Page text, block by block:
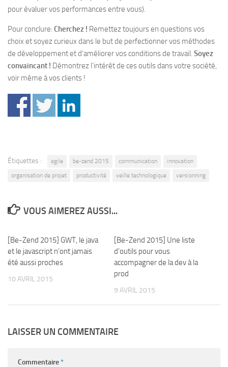
pour évaluer vos performances entre vous).
Pour conclure: Cherchez ! Remettez toujours en questions vos
choix et soyez curieux dans le but de perfectionner vos méthodes
de développement et d’améliorer vos conditions de travail. Soyez
convaincant ! Démontrez l’intérêt de ces outils dans votre société,
voir même à vos clients !
Étiquettes : agile be-zend 2015 communication
innovation
organisation de projet
productivité veille technologique versionning
VOUS AIMEREZ AUSSI...
[Be-Zend 2015] GWT, le java
et le javascript n’ont jamais
été aussi proches
10 AVRIL 2015
[Be-Zend 2015] Une liste
d’outils pour vous
accompagner de la dev à la
prod
9 AVRIL 2015
LAISSER UN COMMENTAIRE
Commentaire*